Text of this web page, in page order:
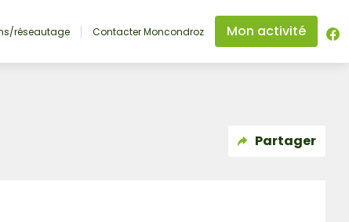
réseautage Contacter Moncondroz Mon activité
Partager